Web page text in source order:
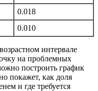
0.018
0.010
интервале
на проблемных
построить график
покажет, как доля
и где требуется